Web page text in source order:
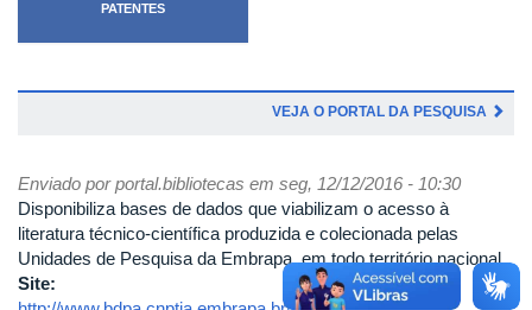
PATENTES
VEJA O PORTAL DA PESQUISA
Enviado porportal.bibliotecas em seg, 12/12/2016 - 10:30
Disponibiliza bases de dados que viabilizam o acesso à
literatura técnico-científica produzida e colecionada pelas
Unidades de Pesquisa da Embrapa, em todo território nacional.
Site: